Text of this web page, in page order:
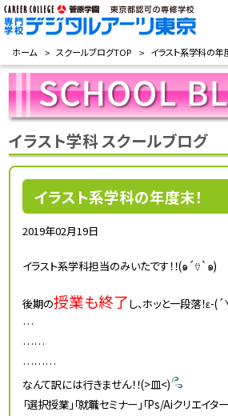
ホーム スクールブログTOP イラスト系学科の年
イラスト学科 スクールブログ
イラスト系学科の年度末！
2019年02月19日
イラスト系学科担当のみいたです！！(๑´⍢`๑)
後期の授業も終了 し、ホッと一段落！ε-
…
……
………
なんて訳には行きません！！(>皿<)
「選択授業」「就職セミナー」「Ps/Aiクリエイタ